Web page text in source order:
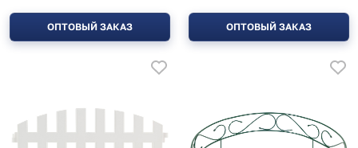
ОПТОВЫЙ ЗАКАЗ ОПТОВЫЙ ЗАКАЗ